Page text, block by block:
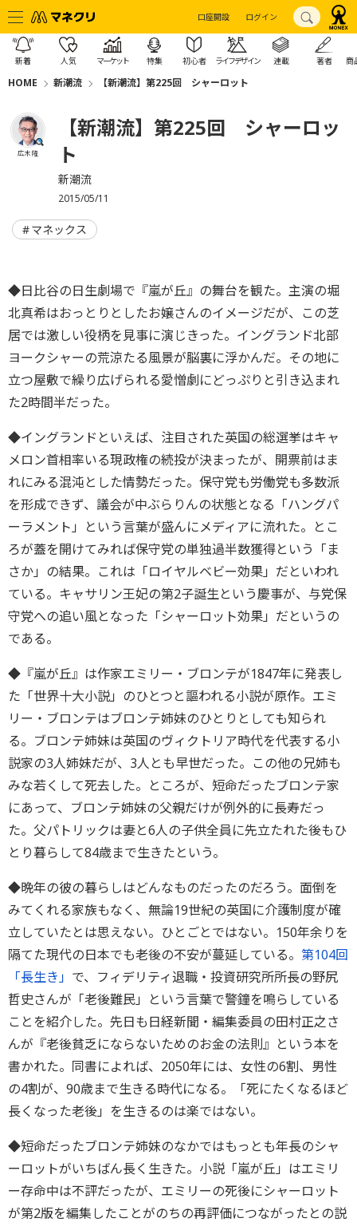
口座開設 ログイン
新着 人気 マーケット 特集 初心者 ライフデザイン 連載 著者 商
HOME 新潮流 【新潮流】第225回 シャーロット
広木 隆
【新潮流】第225回 シャーロッ
ト
新潮流
2015/05/11
マネックス
◆日比谷の日生劇場で『嵐が丘』の舞台を観た。主演の堀
北真希はおっとりとしたお嬢さんのイメージだが、この芝
居では激しい役柄を見事に演じきった。イングランド北部
ヨークシャーの荒涼たる風景が脳裏に浮かんだ。その地に
立つ屋敷で繰り広げられる愛憎劇にどっぷりと引き込まれ
た2時間半だった。
◆イングランドといえば、注目された英国の総選挙はキャ
メロン首相率いる現政権の続投が決まったが、開票前はま
れにみる混沌とした情勢だった。保守党も労働党も多数派
を形成できず、議会が中ぶらりんの状態となる「ハングパ
ーラメント」という言葉が盛んにメディアに流れた。とこ
ろが蓋を開けてみれば保守党の単独過半数獲得という「ま
さか」の結果。これは「ロイヤルベビー効果」だといわれ
ている。キャサリン王妃の第2子誕生という慶事が、与党保
守党への追い風となった「シャーロット効果」だというの
である。
◆『嵐が丘』は作家エミリー・ブロンテが1847年に発表し
た「世界十大小説」のひとつと謳われる小説が原作。エミ
リー・ブロンテはブロンテ姉妹のひとりとしても知られ
る。ブロンテ姉妹は英国のヴィクトリア時代を代表する小
説家の3人姉妹だが、3人とも早世だった。この他の兄姉も
みな若くして死去した。ところが、短命だったブロンテ家
にあって、ブロンテ姉妹の父親だけが例外的に長寿だっ
た。父パトリックは妻と6人の子供全員に先立たれた後もひ
とり暮らして84歳まで生きたという。
◆晩年の彼の暮らしはどんなものだったのだろう。面倒を
みてくれる家族もなく、無論19世紀の英国に介護制度が確
立していたとは思えない。ひとごとではない。150年余りを
隔てた現代の日本でも老後の不安が蔓延している。 第104回
「長生き」 で、フィデリティ退職・投資研究所所長の野尻
哲史さんが「老後難民」という言葉で警鐘を鳴らしている
ことを紹介した。先日も日経新聞・編集委員の田村正之さ
んが『老後貧乏にならないためのお金の法則』という本を
書かれた。同書によれば、2050年には、女性の6割、男性
の4割が、90歳まで生きる時代になる。「死にたくなるほど
長くなった老後」を生きるのは楽ではない。
◆短命だったブロンテ姉妹のなかではもっとも年長のシャ
ーロットがいちばん長く生きた。小説「嵐が丘」はエミリ
ー存命中は不評だったが、エミリーの死後にシャーロット
が第2版を編集したことがのちの再評価につながったとの説